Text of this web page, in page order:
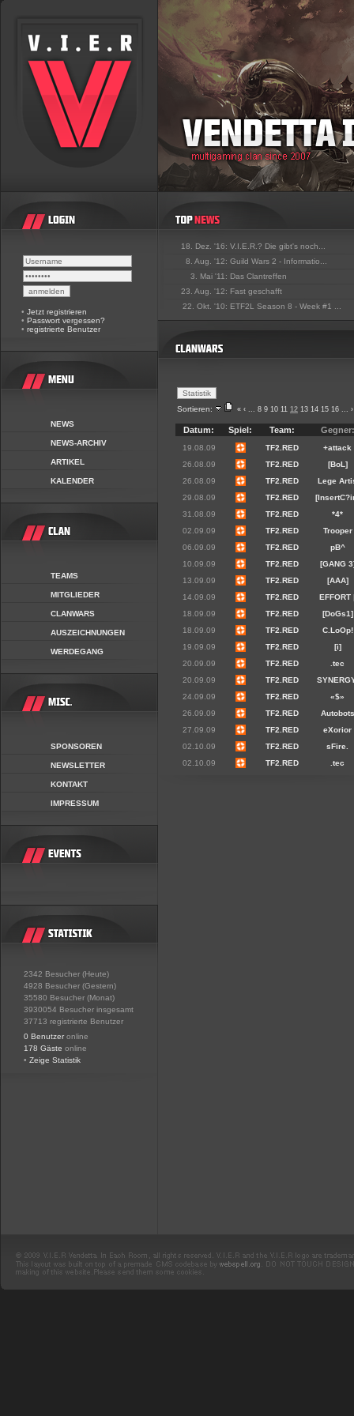
• Jetzt registrieren
• Passwort vergessen?
• registrierte Benutzer
NEWS
NEWS-ARCHIV
ARTIKEL
KALENDER
TEAMS
MITGLIEDER
CLANWARS
AUSZEICHNUNGEN
WERDEGANG
SPONSOREN
NEWSLETTER
KONTAKT
IMPRESSUM
2342 Besucher (Heute)
4928 Besucher (Gestern)
35580 Besucher (Monat)
3930054 Besucher insgesamt
37713 registrierte Benutzer
0 Benutzer online
178 Gäste online
• Zeige Statistik
18. Dez. '16: V.I.E.R.? Die gibt's noch...
8. Aug. '12: Guild Wars 2 - Informatio...
3. Mai '11: Das Clantreffen
23. Aug. '12: Fast geschafft
22. Okt. '10: ETF2L Season 8 - Week #1 ...
Sortieren: « ‹ ... 8 9 10 11 12 13 14 15 16 ... ›
Datum: Spiel: Team: Gegner:
19.08.09 TF2.RED
+attack
26.08.09
TF2.RED
[BoL]
26.08.09
TF2.RED
Lege
29.08.09
TF2.RED
31.08.09
TF2.RED
*4*
02.09.09
TF2.RED
Trooper
06.09.09
TF2.RED
pB^
10.09.09
TF2.RED
[GANG
13.09.09
TF2.RED
[AAA]
14.09.09
TF2.RED
EFFORT
18.09.09
TF2.RED
[DoGs1]
18.09.09
TF2.RED
C.LoOp!
19.09.09
TF2.RED
[i]
20.09.09
TF2.RED
.tec
20.09.09
TF2.RED
24.09.09
TF2.RED
«$»
26.09.09
TF2.RED
Autobots
27.09.09
TF2.RED
eXorior
02.10.09
TF2.RED
sFire.
02.10.09
TF2.RED .tec